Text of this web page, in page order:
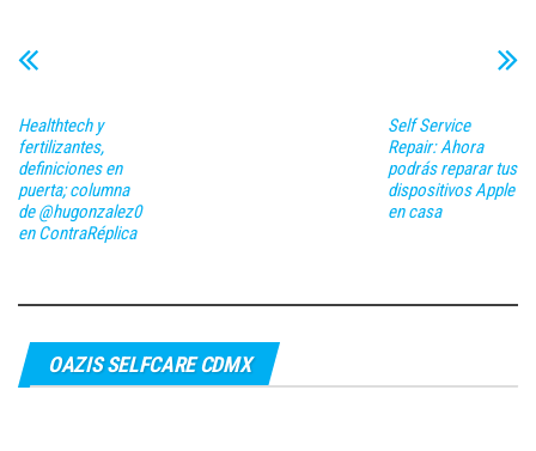
Healthtech y
fertilizantes,
definiciones en
puerta; columna
de @hugonzalez0
en ContraRéplica
Self Service
Repair: Ahora
podrás reparar tus
dispositivos Apple
en casa
OAZIS SELFCARE CDMX